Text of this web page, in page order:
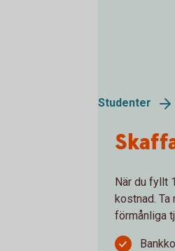
Studenter
När du fyllt
kostnad.
förmånliga